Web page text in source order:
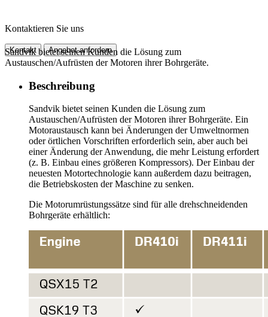
Kontaktieren Sie uns
Kontakt Angebot anfordern
Sandvik bietet seinen Kunden die Lösung zum
Austauschen/Aufrüsten der Motoren ihrer Bohrgeräte.
Beschreibung
Sandvik bietet seinen Kunden die Lösung zum
Austauschen/Aufrüsten der Motoren ihrer Bohrgeräte. Ein
Motoraustausch kann bei Änderungen der Umweltnormen
oder örtlichen Vorschriften erforderlich sein, aber auch bei
einer Änderung der Anwendung, die mehr Leistung erfordert
(z. B. Einbau eines größeren Kompressors). Der Einbau der
neuesten Motortechnologie kann außerdem dazu beitragen,
die Betriebskosten der Maschine zu senken.
Die Motorumrüstungssätze sind für alle drehschneidenden
Bohrgeräte erhältlich: